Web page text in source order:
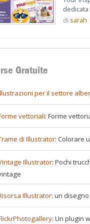
di sarah
Gratuite
per il settore
vettoriali: Forme
di Illustrator: Colorare
Illustrator: Pochi
Illustrator: un
: Un plugin